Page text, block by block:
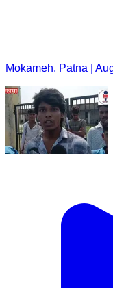
Mokameh, Patna |